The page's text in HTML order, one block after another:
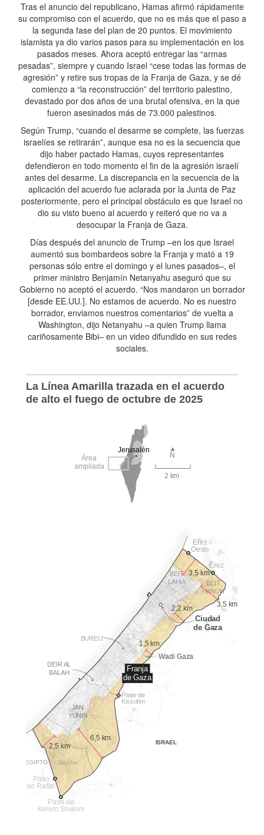
Tras el anuncio del republicano, Hamas afirmó rápidamente
su compromiso con el acuerdo, que no es más que el paso a
la segunda fase del plan de 20 puntos. El movimiento
islamista ya dio varios pasos para su implementación en los
pasados meses. Ahora aceptó entregar las “armas
pesadas”, siempre y cuando Israel “cese todas las formas de
agresión” y retire sus tropas de la Franja de Gaza, y se dé
comienzo a “la reconstrucción” del territorio palestino,
devastado por dos años de una brutal ofensiva, en la que
fueron asesinados más de 73.000 palestinos.
Según Trump, “cuando el desarme se complete, las fuerzas
israelíes se retirarán”, aunque esa no es la secuencia que
dijo haber pactado Hamas, cuyos representantes
defendieron en todo momento el fin de la agresión israelí
antes del desarme. La discrepancia en la secuencia de la
aplicación del acuerdo fue aclarada por la Junta de Paz
posteriormente, pero el principal obstáculo es que Israel no
dio su visto bueno al acuerdo y reiteró que no va a
desocupar la Franja de Gaza.
Días después del anuncio de Trump –en los que Israel
aumentó sus bombardeos sobre la Franja y mató a 19
personas sólo entre el domingo y el lunes pasados–, el
primer ministro Benjamín Netanyahu aseguró que su
Gobierno no aceptó el acuerdo. “Nos mandaron un borrador
[desde EE.UU.]. No estamos de acuerdo. No es nuestro
borrador, enviamos nuestros comentarios” de vuelta a
Washington, dijo Netanyahu –a quien Trump llama
cariñosamente Bibi– en un video difundido en sus redes
sociales.
La Línea Amarilla trazada en el acuerdo
de alto el fuego de octubre de 2025
Jerusalén
N
Área
ampliada
2 km
Erez
Oeste
Erez
3,5 km
BEIT
LAHIA
BEIT
HANUN
3,5 km
2,2 km
Ciudad
de Gaza
BUREIJ
1,5 km
Wadi Gaza
DEIR AL
BALAH
Franja
de Gaza
Paso de
Kissufim
JAN
YUNIS
6,5 km
ISRAEL
2,5 km
EGIPTO RAFAH
Paso
de Rafah
Paso de
Kerem Shalom